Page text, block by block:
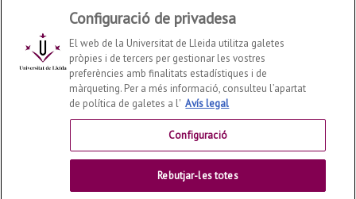
Departament d'Economia i Empresa2026
Contactar
Configuració de privadesa
El web de la Universitat de Lleida utilitza galetes
pròpies i de tercers per gestionar les vostres
preferències amb finalitats estadístiques i de
màrqueting. Per a més informació, consulteu l’apartat
de política de galetes a l' Avís legal
Configuració
Rebutjar-les totes